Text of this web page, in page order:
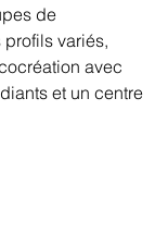
de
variés,
avec
et un centre